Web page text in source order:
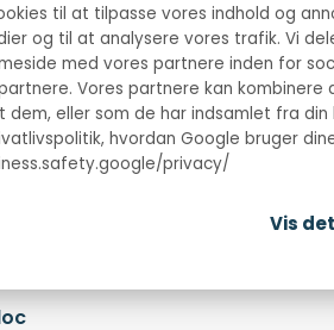
til at tilpasse vores indhold og
og til at analysere vores trafik. Vi
med vores partnere inden for
Vores partnere kan kombinere
dem, eller som de har indsamlet fra
hvordan Google bruger
privacy/
Vis